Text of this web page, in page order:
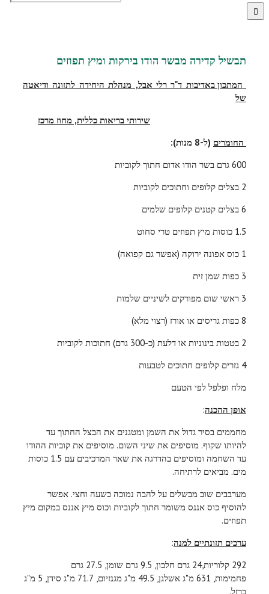
תבשיל קדירה מבשר הודו בירקות ומיץ תפוזים
המתכון באדיבות ד"ר רלי אבל, מנהלת היחידה לתזונה ודיאטה
של
שירותי בריאות כללית, מחוז מרכז
החומרים (ל-8 מנות):
600 גרם בשר הודו אדום חתוך לקוביות
2 בצלים קלופים וחתוכים לקוביות
6 בצלים קטנים קלופים שלמים
1.5 כוסות מיץ תפוזים טרי סחוט
1 כוס אפונה ירוקה (אפשר גם קפואה)
3 כפות שמן זית
3 ראשי שום מפורקים לשיניים שלמות
8 כפות גריסים או אורז (רצוי מלא)
2 בטטות בינוניות או דלעת (כ-300 גרם) חתוכות לקוביות
4 גזרים קלופים חתוכים לטבעות
מלח ופלפל לפי הטעם
אופן ההכנה:
מחממים בסיר גדול את השמן ומטגנים את הבצל החתוך עד
להיותו שקוף. מוסיפים את שיני השום. מוסיפים את קוביות ההודו
עד השחמה ומוסיפים בהדרגה את שאר המרכיבים עם 1.5 כוסות
מים. מביאים לרתיחה.
מערבבים שוב מבשלים על להבה נמוכה כשעה וחצי. אפשר
להוסיף כוס אננס משומר חתוך לקוביות וכוס מיץ אננס במקום מיץ
תפוזים.
ערכים תזונתיים למנה:
292 קלוריות,24 גרם חלבון, 9.5 גרם שומן, 27.5 גרם
פחמימות, 631 מ"ג אשלגן, 49.5 מ"ג מגנזיום, 71.7 מ"ג סידן, 5 מ"ג
ברזל.